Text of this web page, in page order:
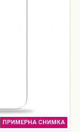
ПРИМЕРНА СНИМКА